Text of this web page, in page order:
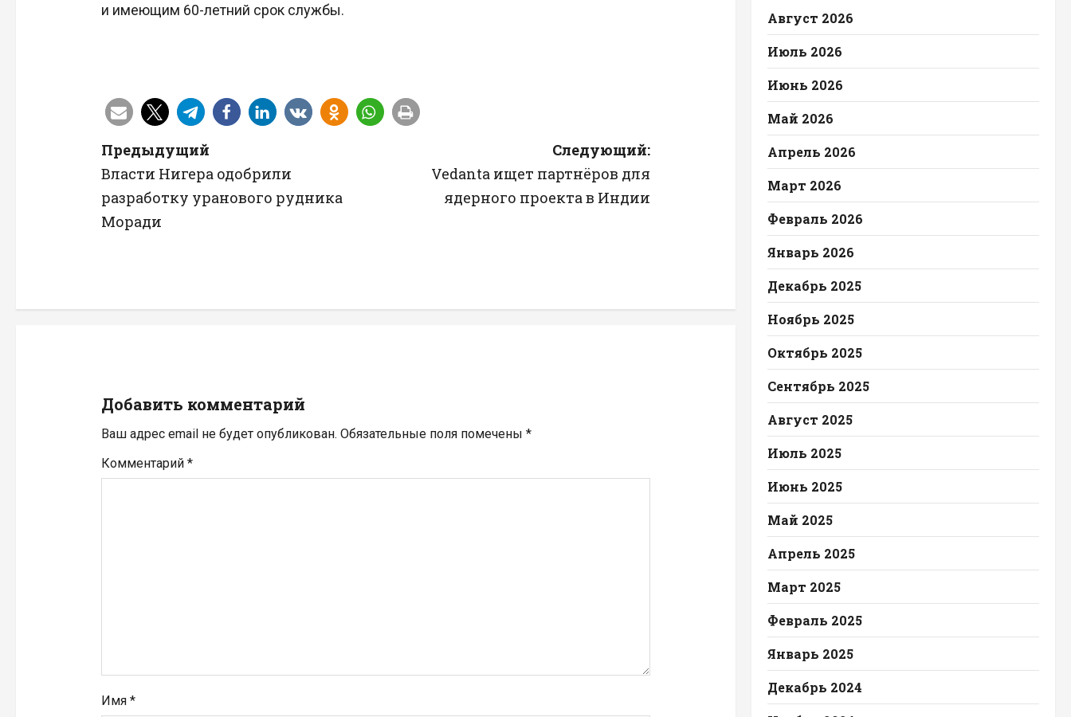
и имеющим 60-летний срок службы.
Н
а
в
а
я
п
о
я
Предыдущий
Власти Нигера одобрили
разработку уранового рудника
Моради
Следующий:
Vedanta ищет партнёров для
ядерного проекта в Индии
Добавить комментарий
Ваш адрес email не будет опубликован. Обязательные поля помечены *
Комментарий *
Имя *
Август 2026
Июль 2026
Июнь 2026
Май 2026
Апрель 2026
Март 2026
Февраль 2026
Январь 2026
Декабрь 2025
Ноябрь 2025
Октябрь 2025
Сентябрь 2025
Август 2025
Июль 2025
Июнь 2025
Май 2025
Апрель 2025
Март 2025
Февраль 2025
Январь 2025
Декабрь 2024